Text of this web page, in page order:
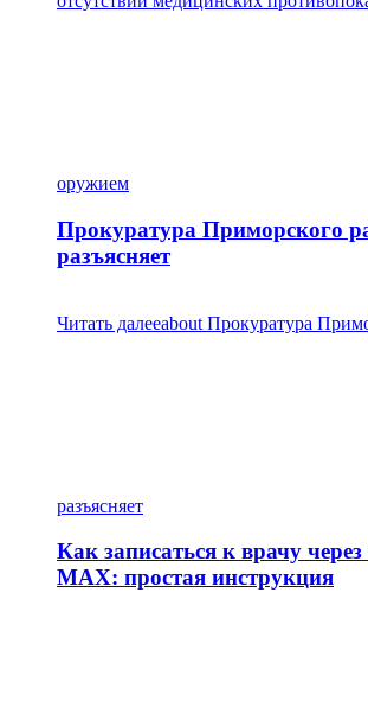
оружием
Прокуратура Приморского
разъясняет
Читать далееabout Прокуратура
разъясняет
Как записаться к врачу через
MAX: простая инструкция